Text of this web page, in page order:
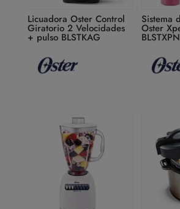
Licuadora Oster Control
Giratorio 2 Velocidades
+ pulso BLSTKAG
Sistema
Oster